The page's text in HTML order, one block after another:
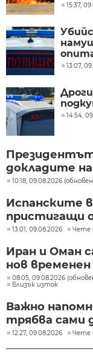
15:37,
13:07,
14:54,
докладите
10:18, 09.08.2026
Испанските
пристигащи
13:01, 09.08.2026 Чете
Иран и Оман
нов
08:05, 09.08.2026
Близък изток
Важно
трябва сами
12:27, 09.08.2026 Чете